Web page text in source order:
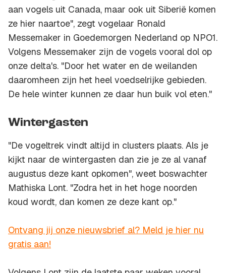
aan vogels uit Canada, maar ook uit Siberië komen
ze hier naartoe", zegt vogelaar Ronald
Messemaker in Goedemorgen Nederland op NPO1.
Volgens Messemaker zijn de vogels vooral dol op
onze delta's. "Door het water en de weilanden
daaromheen zijn het heel voedselrijke gebieden.
De hele winter kunnen ze daar hun buik vol eten."
Wintergasten
"De vogeltrek vindt altijd in clusters plaats. Als je
kijkt naar de wintergasten dan zie je ze al vanaf
augustus deze kant opkomen", weet boswachter
Mathiska Lont. "Zodra het in het hoge noorden
koud wordt, dan komen ze deze kant op."
Ontvang jij onze nieuwsbrief al? Meld je hier nu
gratis aan!